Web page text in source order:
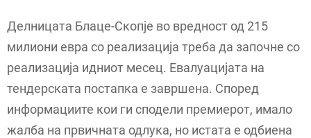
Делницата Блаце-Скопје во вредност од 215
милиони евра со реализација треба да започне со
реализација идниот месец. Евалуацијата на
тендерската постапка е завршена. Според
информациите кои ги сподели премиерот, имало
жалба на првичната одлука, но истата е одбиена